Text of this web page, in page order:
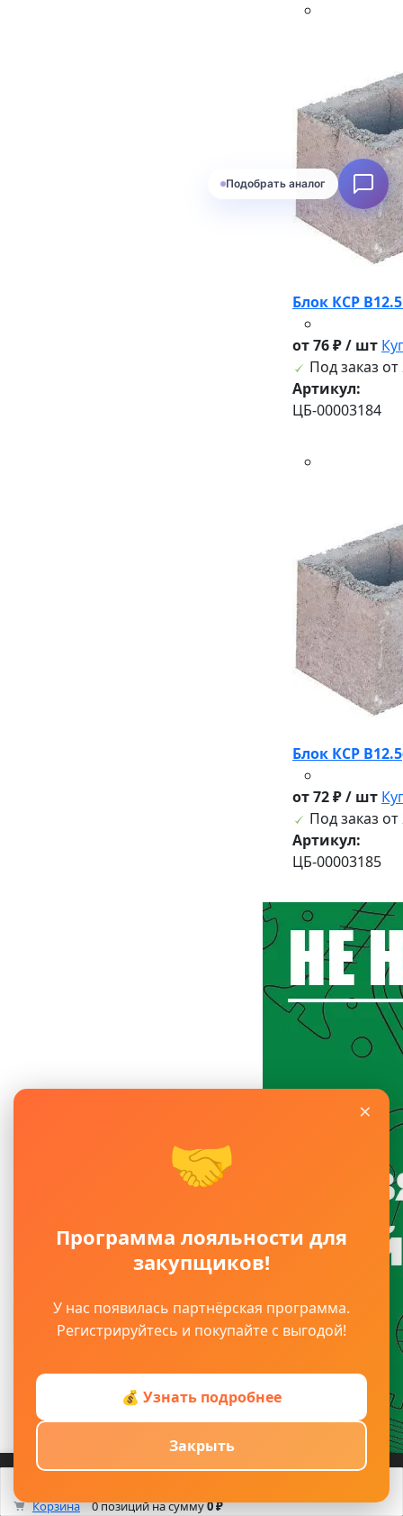
Блок КСР
от 76 ₽ / шт
Под заказ от
Артикул:
ЦБ-00003184
Блок КСР
от 72 ₽ / шт
Под заказ от
Артикул:
ЦБ-00003185
×
🤝
Программа лояльности для
закупщиков!
У нас появилась партнёрская программа.
Регистрируйтесь и покупайте с выгодой!
💰 Узнать подробнее
Закрыть
Корзина 0 позицийна сумму0 ₽
Каталог Смотрели Max/TG
Корзина
0
Подобрать аналог